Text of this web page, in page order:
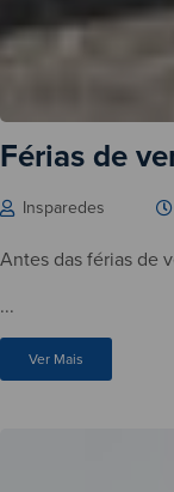
Férias de
Insparedes
Antes das férias de
...
Ver Mais